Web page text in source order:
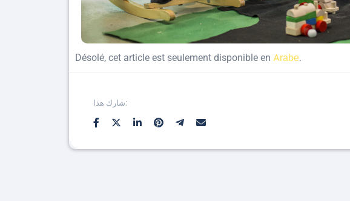
Désolé, cet article est seulement disponible en Arabe.
شارك هذا: